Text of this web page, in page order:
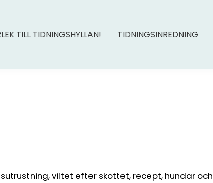
TILL TIDNINGSHYLLAN! TIDNINGSINREDNING
viltet efter skottet, recept, hundar och